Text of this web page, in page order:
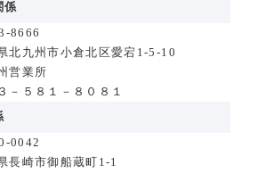
係
8666
北九州市小倉北区愛宕1-5-10
営業所
－５８１－８０８１
0042
長崎市御船蔵町1-1